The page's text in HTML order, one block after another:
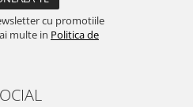
cu promotiile
multe in Politica de